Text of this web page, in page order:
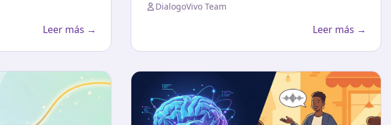
Leer más →
DialogoVivo Team
Leer más →